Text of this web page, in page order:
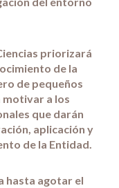
priorizará
de la
de pequeños
a los
que darán
aplicación y
de la Entidad.
hasta agotar el